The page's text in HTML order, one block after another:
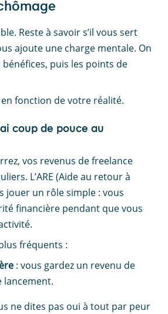
Reste à savoir s’il vous sert
ajoute une charge mentale. On
bénéfices, puis les points de
en fonction de votre réalité.
coup de pouce au
vos revenus de freelance
L’ARE (Aide au retour à
jouer un rôle simple : vous
financière pendant que vous
fréquents :
: vous gardez un revenu de
lancement.
ne dites pas oui à tout par peur